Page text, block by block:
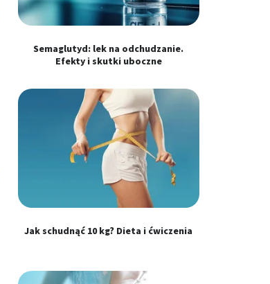
Semaglutyd: lek na odchudzanie.
Efekty i skutki uboczne
Jak schudnąć 10 kg? Dieta i ćwiczenia